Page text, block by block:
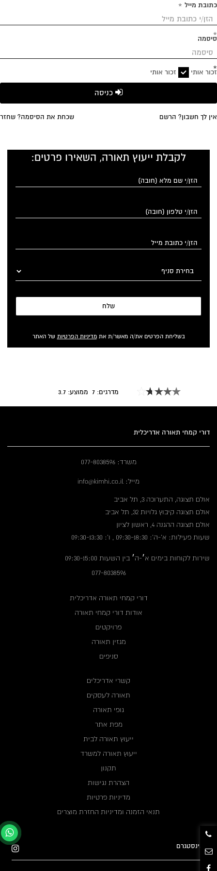
כתובת מייל *
סיסמה
*
זכור אותי
* זכור אותי
אין לך חשבון? הרשם שכחת את הסיסמה? שחזר
לקבלת ייעוץ תאורה, השאירו פרטים:
שלח
בשליחת הפרטים את/ה מאשר/ת אתמדיניות הפרטיות של האתר
מדרגים: 7 ממוצע: 3.7
דורי קמחי תאורה אדריכלית
משרד: 077-8038596
מייל: info@kimhi.co.il
אולם תצוגה, התערוכה 3, תל אביב
אולם תצוגה קיבוץ גלויות 32, תל אביב
אולם תצוגה ההגנה 4, ראשון לציון
שעות פעילות: א'-ה': 09:30-18:30 , ו': 09:30-13:30
שירות לקוחות בימים א׳-ה׳ בין השעות 09:30-15:00
077-8038596
דורי קמחי תאורה אדריכלית
אודות דורי קמחי תאורה
פרויקטים
מגזין תאורה
סניפים
קשרי אדריכלים
תאורה לעסקים
גופי תאורה
מפת אתר
ייעוץ תאורה לבית
ייעוץ תאורה למשרד
תקנון
הצהרת נגישות
מדיניות פרטיות
תנאי הזמנה ומדיניות החזרת מוצרים
אינסטגרם